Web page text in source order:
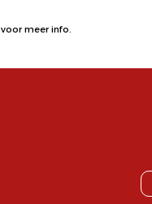
voor meer info.